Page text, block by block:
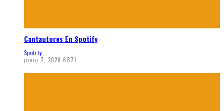
Cantautores En Spotify
Spotify
junio 7, 2020 6871